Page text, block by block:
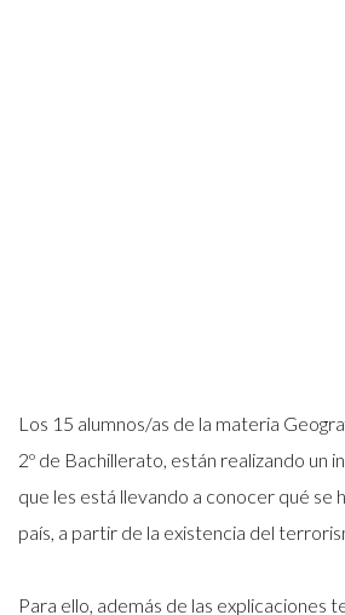
Los 15 alumnos/as de la materia
2º de Bachillerato, están realizando un
que les está llevando a conocer qué se
país, a partir de la existencia del
Para ello, además de las explicaciones